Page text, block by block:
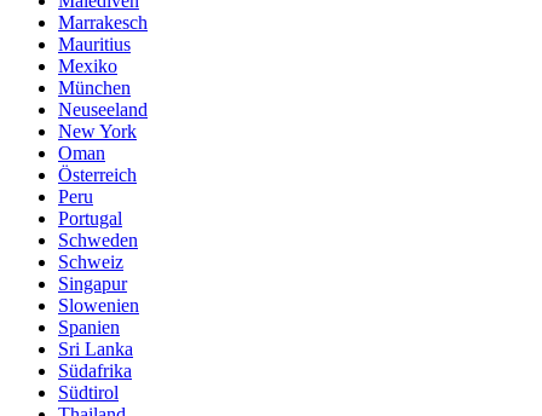
Marrakesch
Mauritius
Mexiko
München
Neuseeland
New York
Oman
Österreich
Peru
Portugal
Schweden
Schweiz
Singapur
Slowenien
Spanien
Sri Lanka
Südafrika
Südtirol